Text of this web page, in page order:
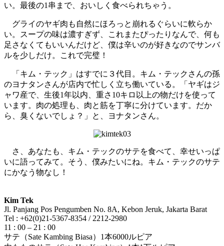
い。最後の1串まで、おいしく食べられちゃう。
グライのヤギ肉も自然にほろっと崩れるぐらいに軟らか
い。スープの味は濃すぎず、これまたぴったりなんで、何も
足さなくてもいいんだけど、僕は辛いのが好きなのでサンバ
ルを少しだけ。これで完璧！
「キム・テック」はすでに３代目。キム・テックさんの孫
のヨナタンさんが店内で忙しく立ち働いている。「ヤギはジ
ャワ産で、生後1年以内、重さ10キロ以上の物だけを使って
います。肉の処理も、肉と筋を丁寧に分けています。だか
ら、臭くないでしょ？」と、ヨナタンさん。
さ、あなたも、キム・テックのサテを食べて、幸せいっぱ
いに語ってみて。そう、僕みたいにね。キム・テックのサテ
にかなう物なし！
Kim Tek
Jl. Panjang Pos Pengumben No. 8A, Kebon Jeruk, Jakarta Barat
Tel : +62(0)21-5367-8354 / 2212-2980
11 : 00 – 21 : 00
サテ（Sate Kambing Biasa）1本6000ルピア